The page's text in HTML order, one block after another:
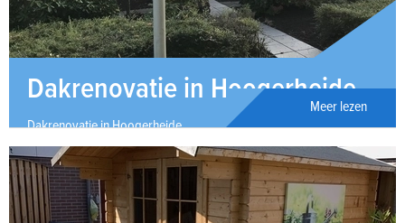
Dakrenovatie in Hoogerheide
Dakrenovatie in Hoogerheide
Meer lezen